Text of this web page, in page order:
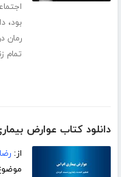
بود،
رمان
تمام
دانلود کتاب عوارض
از: